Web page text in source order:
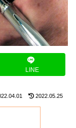
LINE
2022.05.25